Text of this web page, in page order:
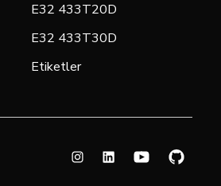
E32 433T20D
E32 433T30D
Etiketler